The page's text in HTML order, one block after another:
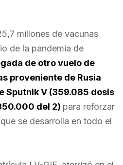
millones de vacunas
de la pandemia de
de otro vuelo de
proveniente de Rusia
Sputnik V (359.085 dosis
del 2) para reforzar
se desarrolla en todo el